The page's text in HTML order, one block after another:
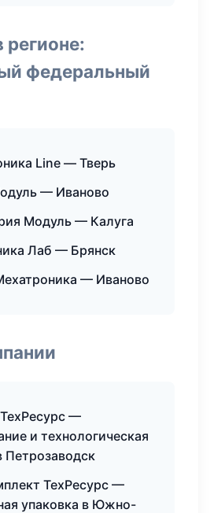
регионе:
федеральный
Line — Тверь
— Иваново
Модуль — Калуга
Лаб — Брянск
— Иваново
—
и технологическая
Петрозаводск
ТехРесурс —
упаковка в Южно-